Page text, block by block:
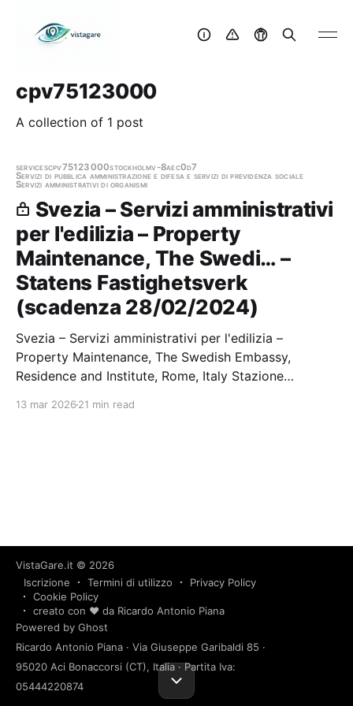
cpv75123000
A collection of 1 post
servicescpv75123000stockholmv-8aec0d7
Servizi di pubblica amministrazione e difesa e servizi di previdenza sociale
Servizi amministrativi di organismi
Svezia – Servizi amministrativi
per l'edilizia – Property
Maintenance, The Swedi… –
Statens Fastighetsverk
(scadenza 28/02/2024)
Svezia – Servizi amministrativi per l'edilizia –
Property Maintenance, The Swedish Embassy,
Residence and Institute, Rome, Italy Stazione
13 mar 2026 21 min read
VistaGare.it © 2026
Iscrizione
Termini di utilizzo
Privacy Policy
Cookie Policy
creato con ❤️ da Ricardo Antonio Piana
Powered by Ghost
Ricardo Antonio Piana · Via Giuseppe Garibaldi 85 ·
95020 Aci Bonaccorsi (CT), Italia · Partita Iva:
05444220874